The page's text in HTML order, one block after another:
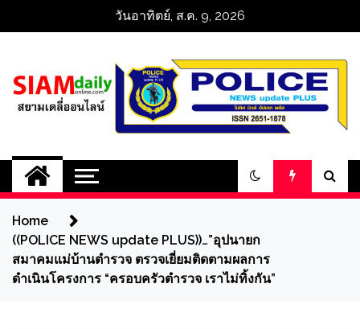
วันอาทิตย์, ส.ค. 9, 2026
สยามเดลี่ออนไลน์
SiamDailyOnline
Home
((POLICE NEWS update PLUS))…”อุปนายก
สมาคมแม่บ้านตำรวจ ตรวจเยี่ยมติดตามผลการ
ดำเนินโครงการ “ครอบครัวตำรวจ เราไม่ทิ้งกัน”